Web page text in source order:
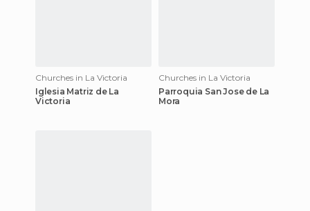
Churches in La Victoria
Iglesia Matriz de La
Victoria
Churches in La Victoria
Parroquia San Jose de La
Mora